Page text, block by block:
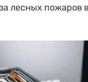
лесных пожаров